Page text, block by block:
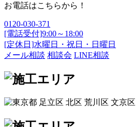
お電話はこちらから！
0120-030-371
[電話受付]9:00～18:00
[定休日]水曜日・祝日・日曜日
メール相談 相談会 LINE相談